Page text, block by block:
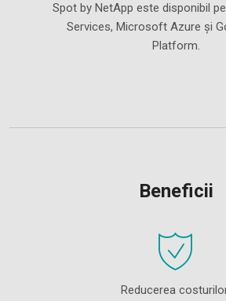
Spot by NetApp este disponibil
Services, Microsoft Azure și
Platform.
Beneficii
Reducerea